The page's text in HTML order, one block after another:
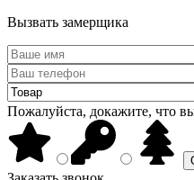
Вызвать замерщика
Пожалуйста, докажите, что